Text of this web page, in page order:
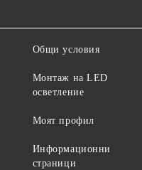
Общи условия
Монтаж на LED
осветление
Моят профил
Информационни
страници